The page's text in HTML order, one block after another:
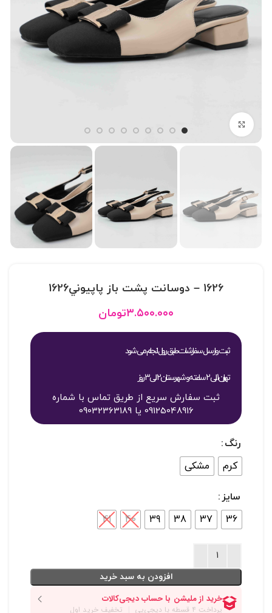
1626 – دوسانت پشت باز پاپيوني1626
۳.۵۰۰.۰۰۰تومان
ثبت و ارسال سفارشات طبق روال انجام می شود
تهران 1 الی 2 ساعته و شهرستان 2 الی 3 روز
ثبت سفارش سریع از طریق تماس با شماره
09125048916 یا 09032363189
رنگ
کرم
مشکی
سایز
36
37
38
39
40
41
افزودن به سبد خرید